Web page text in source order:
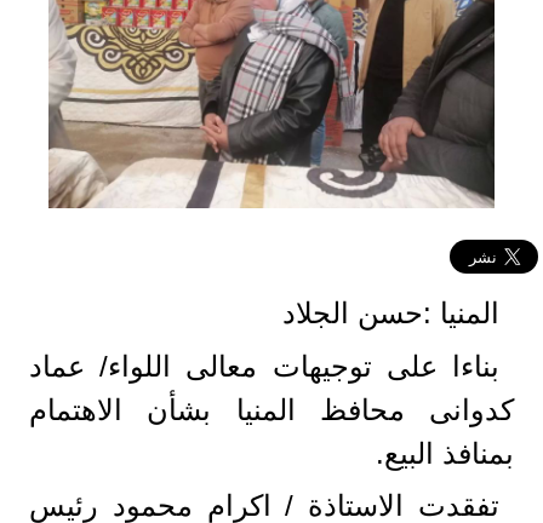
المنيا :حسن الجلاد
بناءا على توجيهات معالى اللواء/ عماد
كدوانى محافظ المنيا بشأن الاهتمام
بمنافذ البيع.
تفقدت الاستاذة / اكرام محمود رئيس